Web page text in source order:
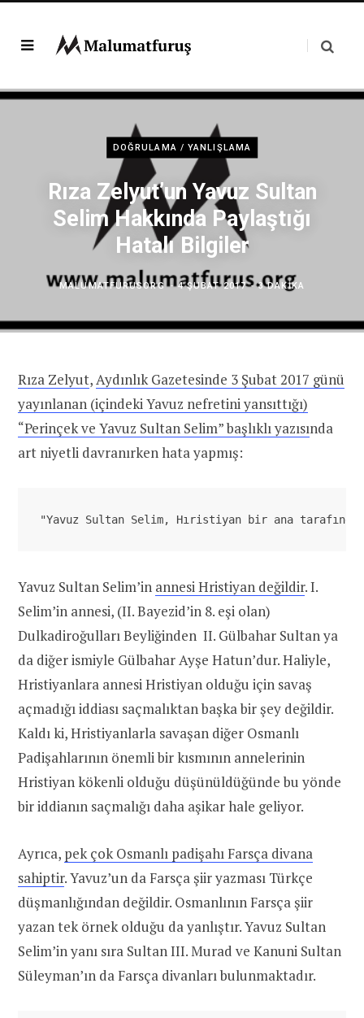
DOĞRULAMA / YANLIŞLAMA
Rıza Zelyut’un Yavuz Sultan
Selim Hakkında Paylaştığı
Hatalı Bilgiler
MALUMATFURUSORG 4 ŞUBAT 2017 3 DAKIKA
Rıza Zelyut,Aydınlık Gazetesinde 3 Şubat 2017 günü
yayınlanan (içindeki Yavuz nefretini yansıttığı)
“Perinçek ve Yavuz Sultan Selim” başlıklı yazısında
art niyetli davranırken hata yapmış:
"Yavuz Sultan Selim, Hıristiyan bir ana
Yavuz Sultan Selim’in annesi Hristiyan değildir. I.
Selim’in annesi, (II. Bayezid’in 8. eşi olan)
Dulkadiroğulları Beyliğinden II. Gülbahar Sultan ya
da diğer ismiyle Gülbahar Ayşe Hatun’dur. Haliyle,
Hristiyanlara annesi Hristiyan olduğu için savaş
açmadığı iddiası saçmalıktan başka bir şey değildir.
Kaldı ki, Hristiyanlarla savaşan diğer Osmanlı
Padişahlarının önemli bir kısmının annelerinin
Hristiyan kökenli olduğu düşünüldüğünde bu yönde
bir iddianın saçmalığı daha aşikar hale geliyor.
Ayrıca, pek çok Osmanlı padişahı Farsça divana
sahiptir. Yavuz’un da Farsça şiir yazması Türkçe
düşmanlığından değildir. Osmanlının Farsça şiir
yazan tek örnek olduğu da yanlıştır. Yavuz Sultan
Selim’in yanı sıra Sultan III. Murad ve Kanuni Sultan
Süleyman’ın da Farsça divanları bulunmaktadır.